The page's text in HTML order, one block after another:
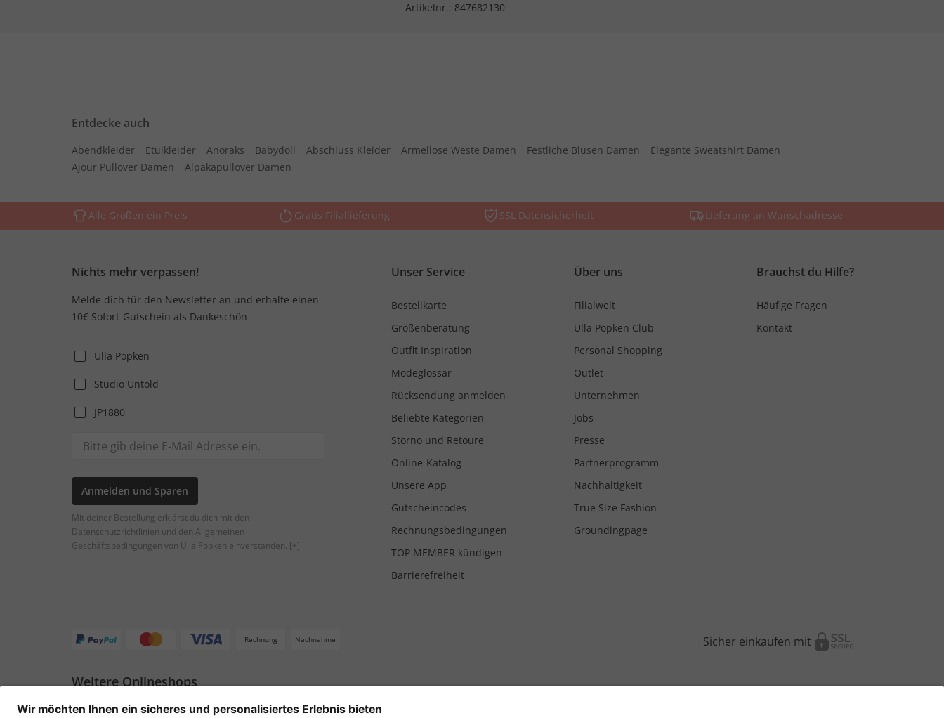
Artikelnr.: 847682130
Entdecke auch
Abendkleider Etuikleider Anoraks Babydoll Abschluss Kleider Ärmellose Weste Damen Festliche Blusen Damen
Elegante Sweatshirt Damen
Ajour Pullover Damen
Alpakapullover Damen
Alle Größen ein Preis Gratis Filiallieferung SSL Datensicherheit Lieferung an Wunschadresse
Nichts mehr verpassen!
Melde dich für den Newsletter an und erhalte einen
10€ Sofort-Gutschein als Dankeschön
Ulla Popken
Studio Untold
JP1880
Anmelden und Sparen
Mit deiner Bestellung erklärst du dich mit den
Datenschutzrichtlinien und den Allgemeinen
Geschäftsbedingungen von Ulla Popken einverstanden. [+]
Unser Service
Bestellkarte
Größenberatung
Outfit Inspiration
Modeglossar
Rücksendung anmelden
Beliebte Kategorien
Storno und Retoure
Online-Katalog
Unsere App
Gutscheincodes
Rechnungsbedingungen
TOP MEMBER kündigen
Barrierefreiheit
Über uns
Filialwelt
Ulla Popken Club
Personal Shopping
Outlet
Unternehmen
Jobs
Presse
Partnerprogramm
Nachhaltigkeit
True Size Fashion
Groundingpage
Brauchst du Hilfe?
Häufige Fragen
Kontakt
Rechnung Nachnahme Sicher einkaufen mit
Weitere Onlineshops
Deutschland